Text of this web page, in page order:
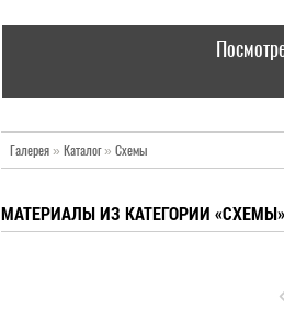
Галерея» Каталог» Схемы
МАТЕРИАЛЫ ИЗ КАТЕГОРИИ «СХЕМЫ»